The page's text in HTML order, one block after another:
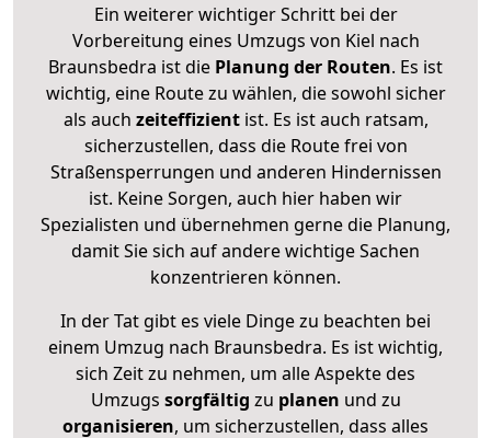
Ein weiterer wichtiger Schritt bei der
Vorbereitung eines Umzugs von Kiel nach
Braunsbedra ist die Planung der Routen. Es ist
wichtig, eine Route zu wählen, die sowohl sicher
als auch zeiteffizientist. Es ist auch ratsam,
sicherzustellen, dass die Route frei von
Straßensperrungen und anderen Hindernissen
ist. Keine Sorgen, auch hier haben wir
Spezialisten und übernehmen gerne die Planung,
damit Sie sich auf andere wichtige Sachen
konzentrieren können.
In der Tat gibt es viele Dinge zu beachten bei
einem Umzug nach Braunsbedra. Es ist wichtig,
sich Zeit zu nehmen, um alle Aspekte des
Umzugs sorgfältig zu planen und zu
organisieren, um sicherzustellen, dass alles